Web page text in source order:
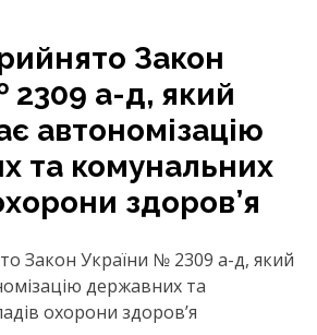
Закон
2309 а-д, який
автономізацію
та комунальних
здоров’я